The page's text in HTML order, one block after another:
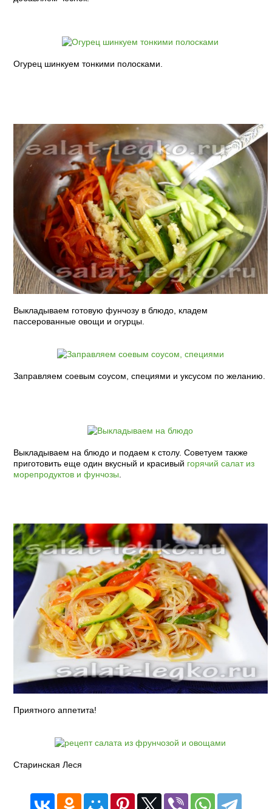
Огурец шинкуем тонкими полосками.
Выкладываем готовую фунчозу в блюдо, кладем
пассерованные овощи и огурцы.
Заправляем соевым соусом, специями и уксусом по желанию.
Выкладываем на блюдо и подаем к столу. Советуем также
приготовить еще один вкусный и красивый горячий салат из
морепродуктов и фунчозы.
Приятного аппетита!
Старинская Леся